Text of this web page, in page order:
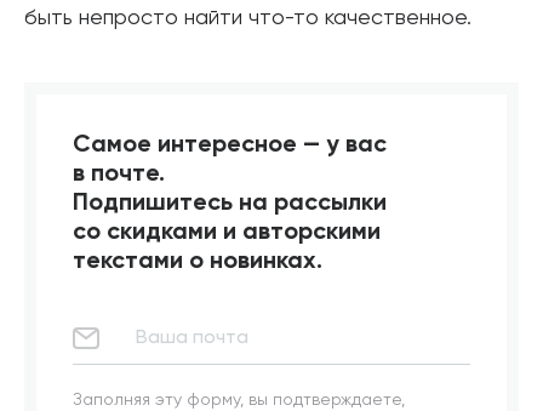
быть непросто найти что-то качественное.
Самое интересное — у вас
в почте.
Подпишитесь на рассылки
со скидками и авторскими
текстами о новинках.
Заполняя эту форму, вы подтверждаете,